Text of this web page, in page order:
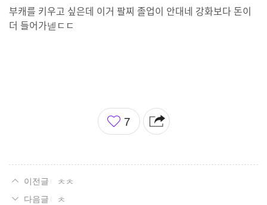
부캐를 키우고 싶은데 이거 팔찌 졸업이 안대네 강화보다 돈이
더 들어가넫ㄷㄷ
좋
아
7
ㅊㅊ
ㅊ